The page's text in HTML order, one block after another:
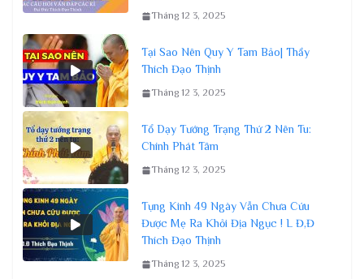
Tháng 12 3, 2025
Tại Sao Nên Quy Y Tam Bảo| Thầy
Thích Đạo Thịnh
Tháng 12 3, 2025
Tổ Dạy Tướng Trạng Thứ 2 Nên Tu:
Chính Phát Tâm
Tháng 12 3, 2025
Tụng Kinh 49 Ngày Vẫn Chưa Cứu
Được Mẹ Ra Khỏi Địa Ngục ! L Đ,Đ
Thích Đạo Thịnh
Tháng 12 3, 2025